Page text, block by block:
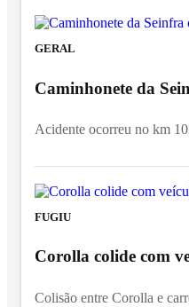
GERAL
Caminhonete da
Acidente ocorreu no km
FUGIU
Corolla colide com
Colisão entre Corolla e